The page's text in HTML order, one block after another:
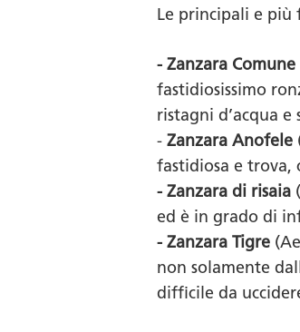
Le principali e più
- Zanzara Comune
fastidiosissimo
ristagni d’acqua e
-Zanzara Anofele
fastidiosa e trova,
- Zanzara di risaia
ed è in grado di
- Zanzara Tigre
non solamente
difficile da